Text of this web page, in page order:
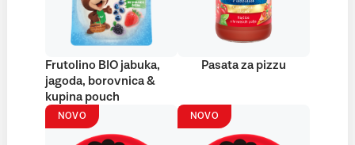
Frutolino BIO jabuka,
jagoda, borovnica &
kupina pouch
Pasata za pizzu
NOVO NOVO